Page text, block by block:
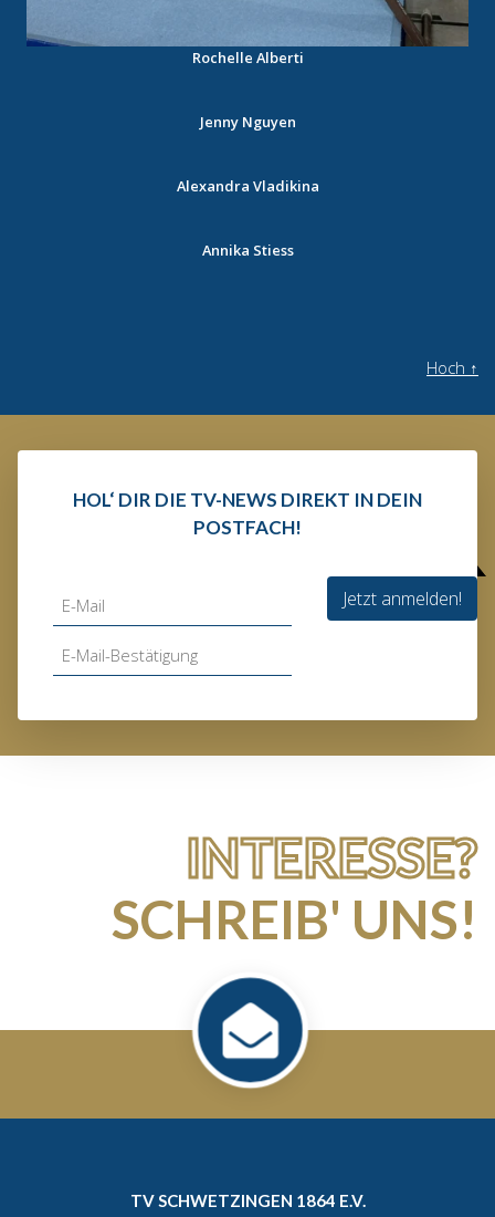
Rochelle Alberti
Jenny Nguyen
Alexandra Vladikina
Annika Stiess
Hoch ↑
HOL‘ DIR DIE TV-NEWS DIREKT IN DEIN
POSTFACH!
Jetzt anmelden!
INTERESSE?
SCHREIB' UNS!
TV SCHWETZINGEN 1864 E.V.